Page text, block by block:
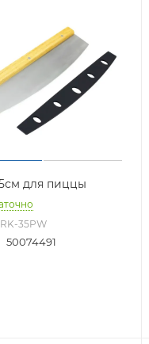
для пиццы
35PW
50074491